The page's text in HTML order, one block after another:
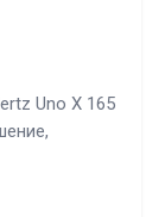
Uno X 165